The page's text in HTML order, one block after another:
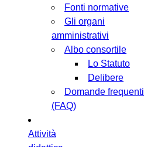
Fonti normative
Gli organi
amministrativi
Albo consortile
Lo Statuto
Delibere
Domande frequenti
(FAQ)
Attività